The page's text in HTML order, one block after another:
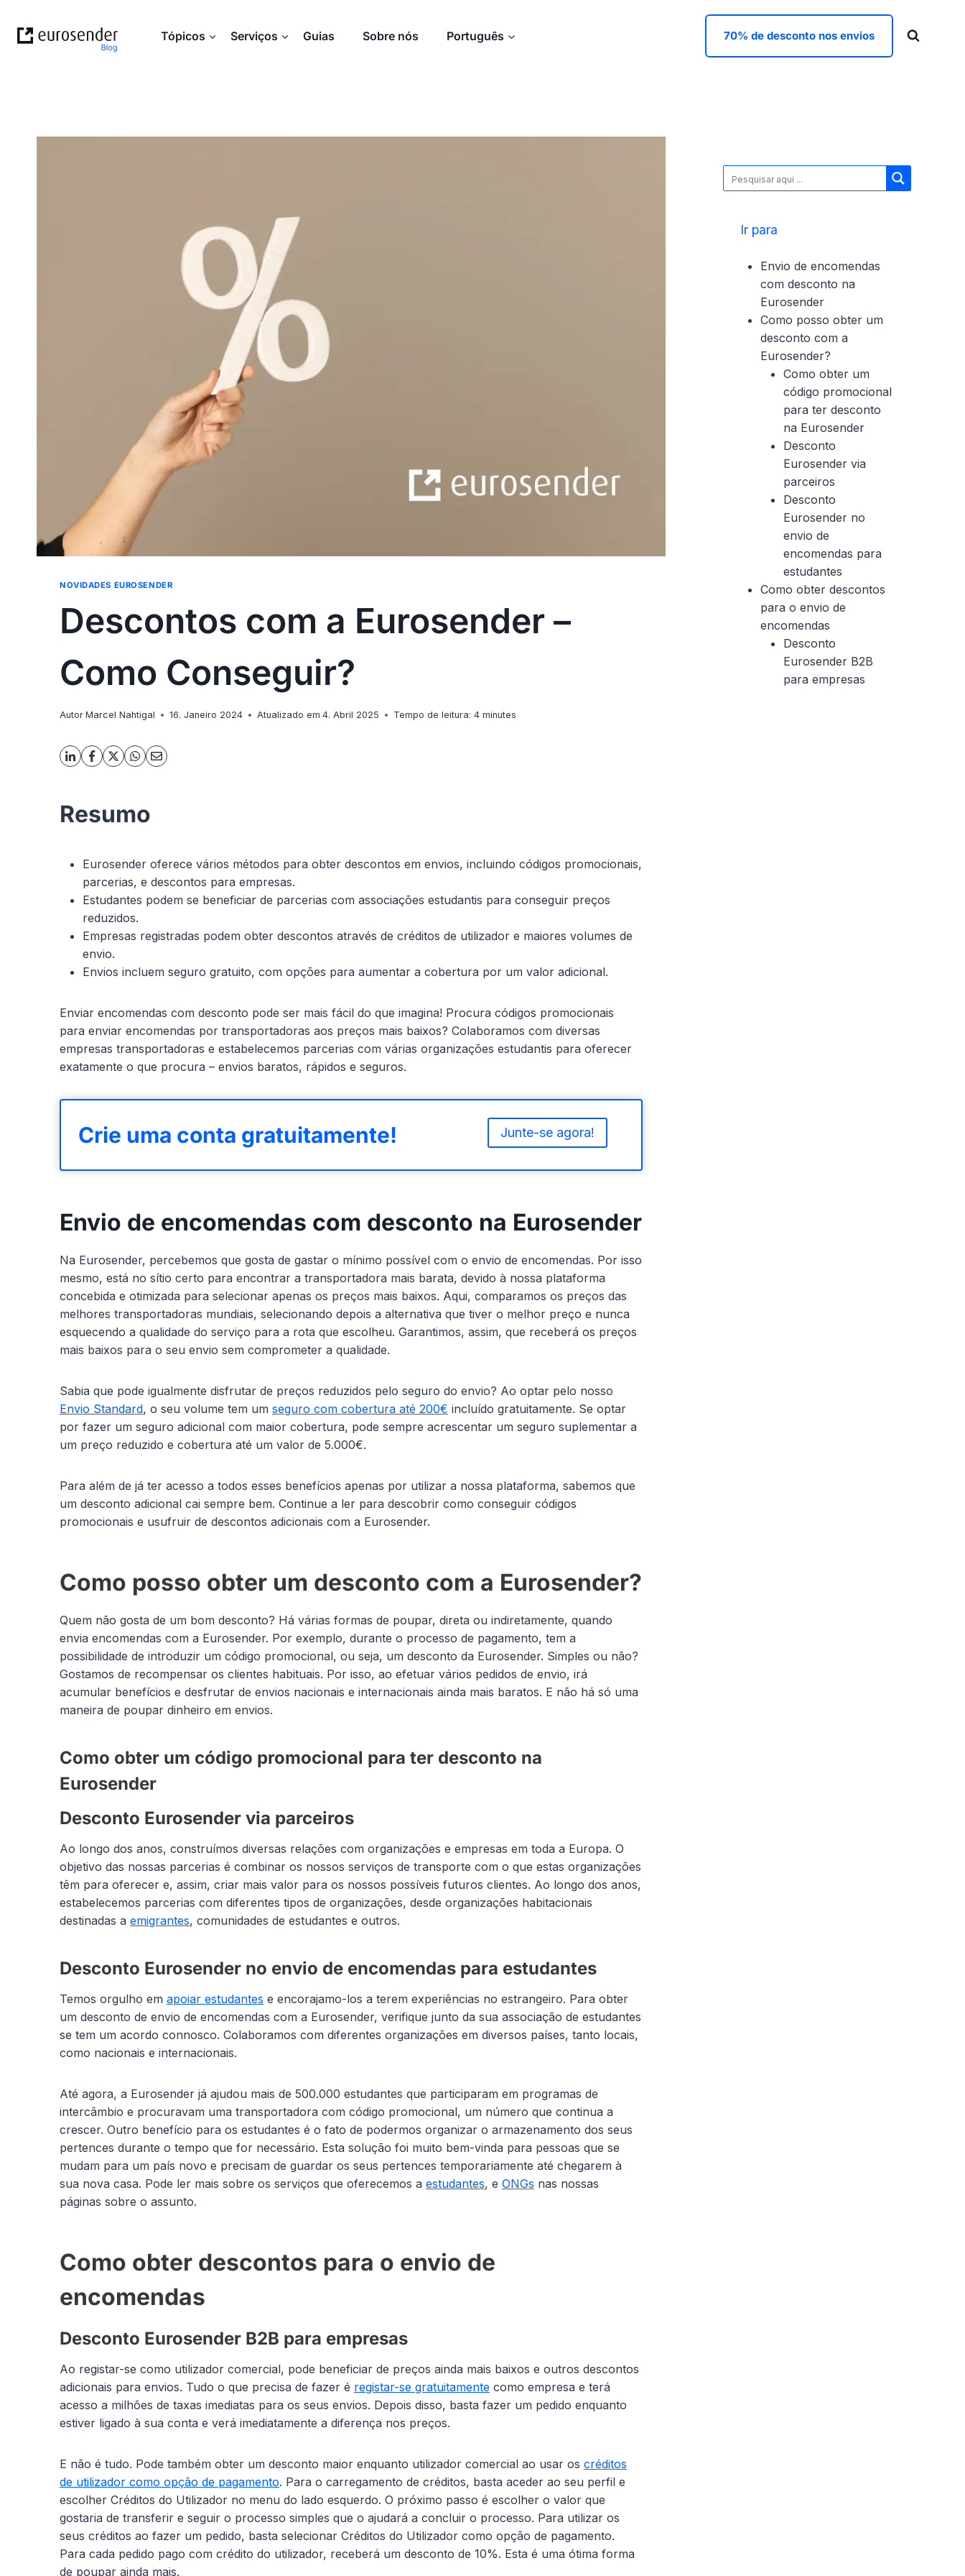
content
Tópicos Serviços Guias Sobre nós Português 70% de desconto nos envios
NOVIDADES EUROSENDER
Descontos com a Eurosender –
Como Conseguir?
Autor Marcel Nahtigal 16. Janeiro 2024 Atualizado em 4. Abril 2025 Tempo de leitura: 4minutes
Resumo
Eurosender oferece vários métodos para obter descontos em envios, incluindo códigos promocionais,
parcerias, e descontos para empresas.
Estudantes podem se beneficiar de parcerias com associações estudantis para conseguir preços
reduzidos.
Empresas registradas podem obter descontos através de créditos de utilizador e maiores volumes de
envio.
Envios incluem seguro gratuito, com opções para aumentar a cobertura por um valor adicional.
Enviar encomendas com desconto pode ser mais fácil do que imagina! Procura códigos promocionais
para enviar encomendas por transportadoras aos preços mais baixos? Colaboramos com diversas
empresas transportadoras e estabelecemos parcerias com várias organizações estudantis para oferecer
exatamente o que procura – envios baratos, rápidos e seguros.
Crie uma conta gratuitamente! Junte-se agora!
Envio de encomendas com desconto na Eurosender
Na Eurosender, percebemos que gosta de gastar o mínimo possível com o envio de encomendas. Por isso
mesmo, está no sítio certo para encontrar a transportadora mais barata, devido à nossa plataforma
concebida e otimizada para selecionar apenas os preços mais baixos. Aqui, comparamos os preços das
melhores transportadoras mundiais, selecionando depois a alternativa que tiver o melhor preço e nunca
esquecendo a qualidade do serviço para a rota que escolheu. Garantimos, assim, que receberá os preços
mais baixos para o seu envio sem comprometer a qualidade.
Sabia que pode igualmente disfrutar de preços reduzidos pelo seguro do envio? Ao optar pelo nosso
Envio Standard, o seu volume tem um seguro com cobertura até 200€ incluído gratuitamente. Se optar
por fazer um seguro adicional com maior cobertura, pode sempre acrescentar um seguro suplementar a
um preço reduzido e cobertura até um valor de 5.000€.
Para além de já ter acesso a todos esses benefícios apenas por utilizar a nossa plataforma, sabemos que
um desconto adicional cai sempre bem. Continue a ler para descobrir como conseguir códigos
promocionais e usufruir de descontos adicionais com a Eurosender.
Como posso obter um desconto com a Eurosender?
Quem não gosta de um bom desconto? Há várias formas de poupar, direta ou indiretamente, quando
envia encomendas com a Eurosender. Por exemplo, durante o processo de pagamento, tem a
possibilidade de introduzir um código promocional, ou seja, um desconto da Eurosender. Simples ou não?
Gostamos de recompensar os clientes habituais. Por isso, ao efetuar vários pedidos de envio, irá
acumular benefícios e desfrutar de envios nacionais e internacionais ainda mais baratos. E não há só uma
maneira de poupar dinheiro em envios.
Como obter um código promocional para ter desconto na
Eurosender
Desconto Eurosender via parceiros
Ao longo dos anos, construímos diversas relações com organizações e empresas em toda a Europa. O
objetivo das nossas parcerias é combinar os nossos serviços de transporte com o que estas organizações
têm para oferecer e, assim, criar mais valor para os nossos possíveis futuros clientes. Ao longo dos anos,
estabelecemos parcerias com diferentes tipos de organizações, desde organizações habitacionais
destinadas a emigrantes, comunidades de estudantes e outros.
Desconto Eurosender no envio de encomendas para estudantes
Temos orgulho em apoiar estudantes e encorajamo-los a terem experiências no estrangeiro. Para obter
um desconto de envio de encomendas com a Eurosender, verifique junto da sua associação de estudantes
se tem um acordo connosco. Colaboramos com diferentes organizações em diversos países, tanto locais,
como nacionais e internacionais.
Até agora, a Eurosender já ajudou mais de 500.000 estudantes que participaram em programas de
intercâmbio e procuravam uma transportadora com código promocional, um número que continua a
crescer. Outro benefício para os estudantes é o fato de podermos organizar o armazenamento dos seus
pertences durante o tempo que for necessário. Esta solução foi muito bem-vinda para pessoas que se
mudam para um país novo e precisam de guardar os seus pertences temporariamente até chegarem à
sua nova casa. Pode ler mais sobre os serviços que oferecemos a estudantes, e ONGs nas nossas
páginas sobre o assunto.
Como obter descontos para o envio de
encomendas
Desconto Eurosender B2B para empresas
Ao registar-se como utilizador comercial, pode beneficiar de preços ainda mais baixos e outros descontos
adicionais para envios. Tudo o que precisa de fazer é registar-se gratuitamente como empresa e terá
acesso a milhões de taxas imediatas para os seus envios. Depois disso, basta fazer um pedido enquanto
estiver ligado à sua conta e verá imediatamente a diferença nos preços.
E não é tudo. Pode também obter um desconto maior enquanto utilizador comercial ao usar os créditos
de utilizador como opção de pagamento. Para o carregamento de créditos, basta aceder ao seu perfil e
escolher Créditos do Utilizador no menu do lado esquerdo. O próximo passo é escolher o valor que
gostaria de transferir e seguir o processo simples que o ajudará a concluir o processo. Para utilizar os
seus créditos ao fazer um pedido, basta selecionar Créditos do Utilizador como opção de pagamento.
Para cada pedido pago com crédito do utilizador, receberá um desconto de 10%. Esta é uma ótima forma
de poupar ainda mais.
Ir para
Envio de encomendas
com desconto na
Eurosender
Como posso obter um
desconto com a
Eurosender?
Como obter um
código promocional
para ter desconto
na Eurosender
Desconto
Eurosender via
parceiros
Desconto
Eurosender no
envio de
encomendas para
estudantes
Como obter descontos
para o envio de
encomendas
Desconto
Eurosender B2B
para empresas